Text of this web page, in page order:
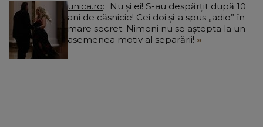
unica.ro
ani de căsnicie! Cei doi și-a spus „adio” în
mare secret. Nimeni nu se aștepta la un
asemenea motiv al separării!